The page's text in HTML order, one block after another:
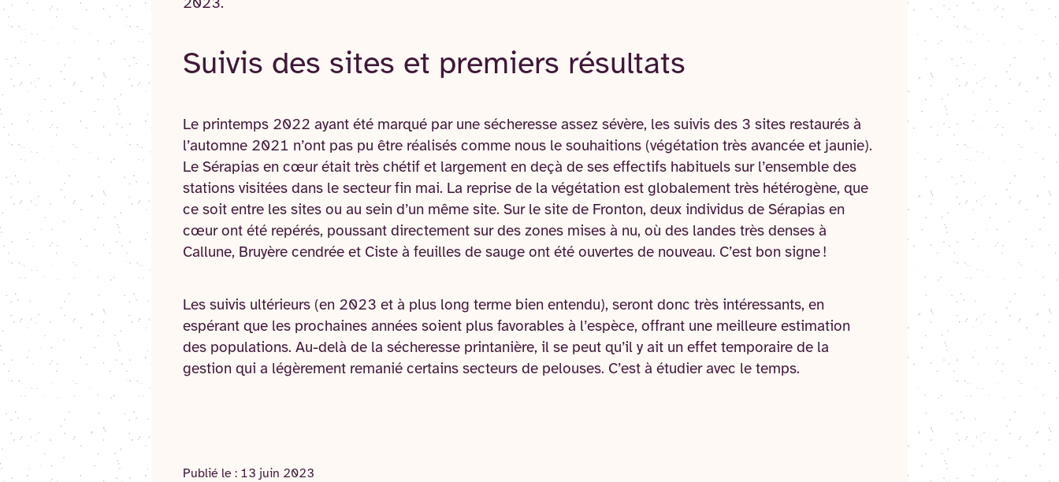
2023.
Suivis des sites et premiers résultats
Le printemps 2022 ayant été marqué par une sécheresse assez sévère, les suivis des 3 sites restaurés à
l’automne 2021 n’ont pas pu être réalisés comme nous le souhaitions (végétation très avancée et jaunie).
Le Sérapias en cœur était très chétif et largement en deçà de ses effectifs habituels sur l’ensemble des
stations visitées dans le secteur fin mai. La reprise de la végétation est globalement très hétérogène, que
ce soit entre les sites ou au sein d’un même site. Sur le site de Fronton, deux individus de Sérapias en
cœur ont été repérés, poussant directement sur des zones mises à nu, où des landes très denses à
Callune, Bruyère cendrée et Ciste à feuilles de sauge ont été ouvertes de nouveau. C’est bon signe !
Les suivis ultérieurs (en 2023 et à plus long terme bien entendu), seront donc très intéressants, en
espérant que les prochaines années soient plus favorables à l’espèce, offrant une meilleure estimation
des populations. Au-delà de la sécheresse printanière, il se peut qu’il y ait un effet temporaire de la
gestion qui a légèrement remanié certains secteurs de pelouses. C’est à étudier avec le temps.
Publié le : 13 juin 2023